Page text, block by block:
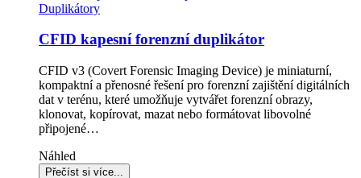
Duplikátory
CFID kapesní forenzní duplikátor
CFID v3 (Covert Forensic Imaging Device) je miniaturní,
kompaktní a přenosné řešení pro forenzní zajištění digitálních
dat v terénu, které umožňuje vytvářet forenzní obrazy,
klonovat, kopírovat, mazat nebo formátovat libovolné
připojené…
Náhled